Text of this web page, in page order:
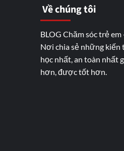
Về chúng tôi
BLOG Chăm sóc trẻ
Nơi chia sẻ những kiến
học nhất, an toàn nhất
hơn, được tốt hơn.